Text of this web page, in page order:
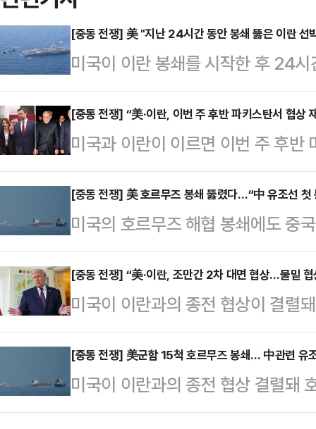
[중동 전쟁] 美 "지난 24시간 동안 봉쇄 뚫은 이란 선
미국이 이란 봉쇄를 시작한 후 24
없었다고 밝혔다.AP통신에 따르면
디어(SNS) 엑스(옛 트위터)를 통
력과 수십 대의 항공기가 이란을
간 동안 미국의 봉쇄를 뚫은 선박은
며 오만만의 이란 항구로 재진입했
만과 오만만의 모든 이란 항구와 연
에 공평…
[중동 전쟁] “美·이란, 이번 주 후반 파키스탄서 협상
미국과 이란이 이르면 이번 주 후반
알려졌다. 다만 우라늄 농축 등 핵
차 협상에서도 난항이 불가피할 전
르면 미국과 이란 협상단은 추가 협
갈 예정이다. 블룸버그통신도 “양
어갔다”고 전했다. 이란 측 관계자
나, 대표단은 일단 17∼19일 사이
미국 측 …
[중동 전쟁] 美 호르무즈 봉쇄 뚫렸다…“中 유조선 첫
미국의 호르무즈 해협 봉쇄에도 중
알려졌다. 미국의 해상 봉쇄가 시작
후 회항했는데, 이중 한 척이 다시
다.로이터통신에 따르면 중국으로
스타리’호는 14일(현지시간) 미국
어났다. 이는 미국의 봉쇄가 시작된
을 빠져나간 첫 선박이 될 것으로
제재 대상 유조선…
[중동 전쟁] “美·이란, 조만간 2차 대면 협상…물밑 협
미국이 이란과의 종전 협상이 결렬
측에서 물밑에서 합의를 시도하고
21일(미 동부시간 오후 8시)로 끝
이라는 관측이 나온다.13일(현지
국자들은 2주 휴전 기간이 만료되
[중동 전쟁] 美군함 15척 호르무즈 봉쇄… 中관련 유
미국이 이란과의 종전 협상 결렬돼
련 유조선 두 척이 해협을 빠져나가